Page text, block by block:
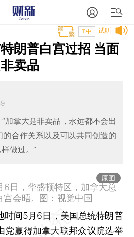
试听
T中
朗普白宫过招 当面
卖品
加拿大是非卖品，永远都不会出
的合作关系以及可以共同创造的
做过。”
原图
日，华盛顿特区，加拿大总
会晤。图：视觉中国
时间5月6日，美国总统特朗普
党赢得加拿大联邦众议院选举